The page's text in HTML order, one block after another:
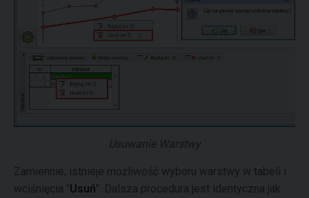
Usuwanie Warstwy
Zamiennie, istnieje możliwość wyboru warstwy w tabeli i
wciśnięcia "Usuń". Dalsza procedura jest identyczna jak